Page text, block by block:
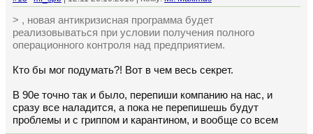
> , новая антикризисная программа будет
реализовываться при условии получения полного
операционного контроля над предприятием.
Кто бы мог подумать?! Вот в чем весь секрет.
В 90е точно так и было, перепиши компанию на нас, и
сразу все наладится, а пока не перепишешь будут
проблемы и с гриппом и карантином, и вообще со всем